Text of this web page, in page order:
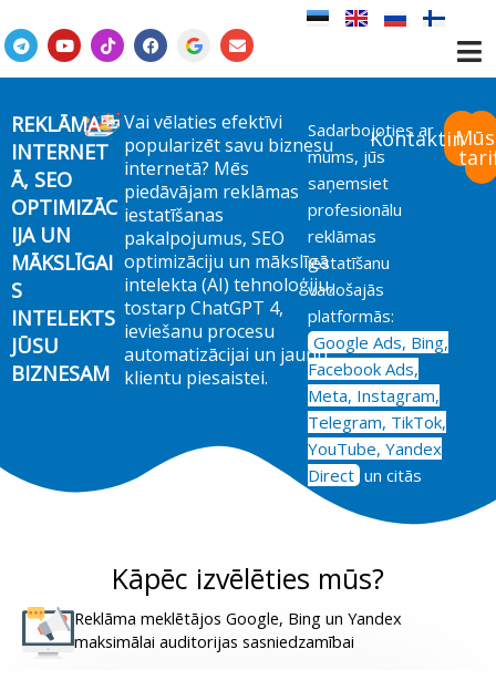
to
content
T
e
l
r
a
m
Y
o
u
b
e
T
i
k
k
F
a
c
o
o
k
E
n
v
o
p
e
REKLĀMA
INTERNET
Ā, SEO
OPTIMIZĀC
IJA UN
MĀKSLĪGAI
S
INTELEKTS
JŪSU
BIZNESAM
Vai vēlaties efektīvi
popularizēt savu biznesu
internetā? Mēs
piedāvājam reklāmas
iestatīšanas
pakalpojumus, SEO
optimizāciju un mākslīgā
intelekta (AI) tehnoloģiju,
tostarp ChatGPT 4,
ieviešanu procesu
automatizācijai un jaunu
klientu piesaistei.
Sadarbojoties ar
mums, jūs
saņemsiet
profesionālu
reklāmas
iestatīšanu
vadošajās
platformās:
Google Ads, Bing,
Facebook Ads,
Meta, Instagram,
Telegram, TikTok,
YouTube, Yandex
Direct un citās
Kāpēc izvēlēties mūs?
Reklāma meklētājos Google, Bing un Yandex
maksimālai auditorijas sasniedzamībai